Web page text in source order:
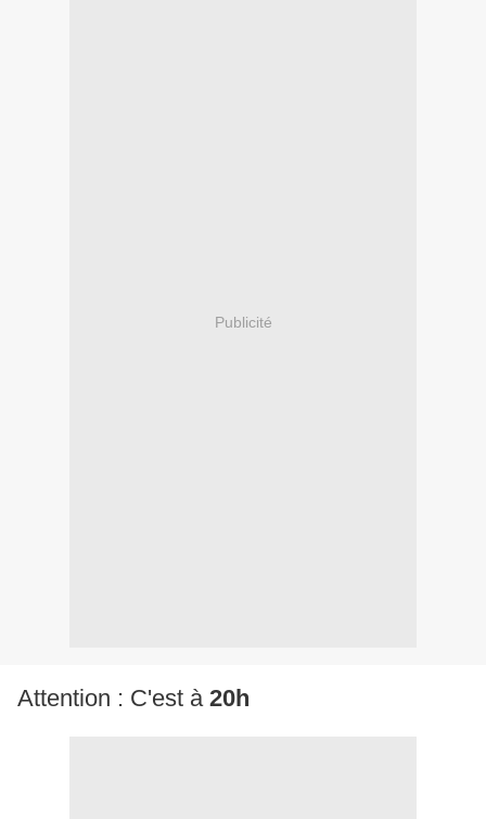
Publicité
Attention : C'est à 20h